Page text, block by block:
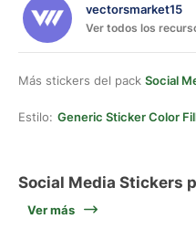
vectorsmarket15
Ver todos los
Más stickers del pack Social
Estilo: Generic Sticker Color
Social Media Stickers
Ver más